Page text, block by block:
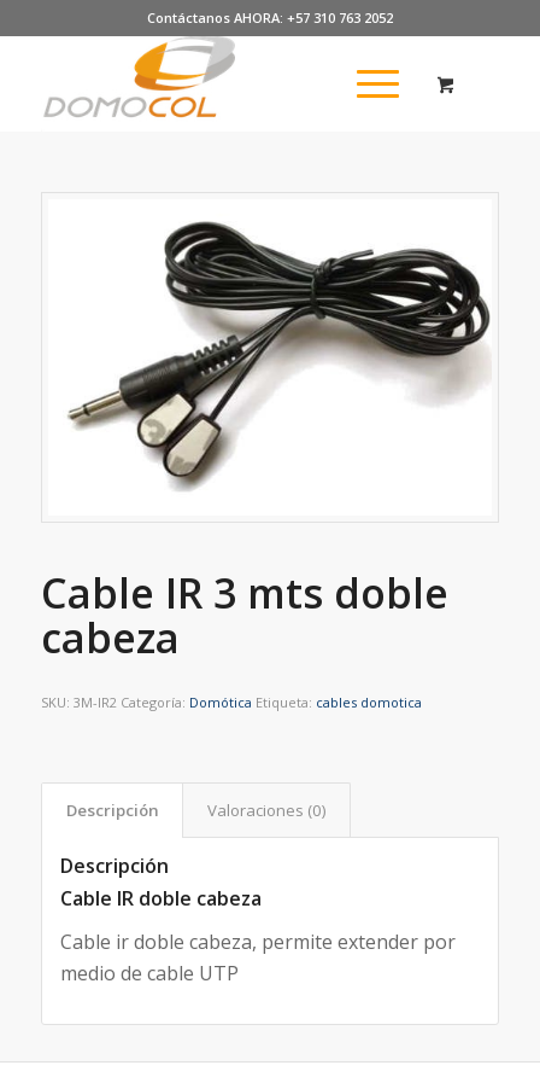
Contáctanos AHORA: +57 310 763 2052
Cable IR 3 mts doble
cabeza
SKU: 3M-IR2 Categoría: Domótica Etiqueta: cables domotica
Descripción Valoraciones (0)
Descripción
Cable IR doble cabeza
Cable ir doble cabeza, permite extender por
medio de cable UTP